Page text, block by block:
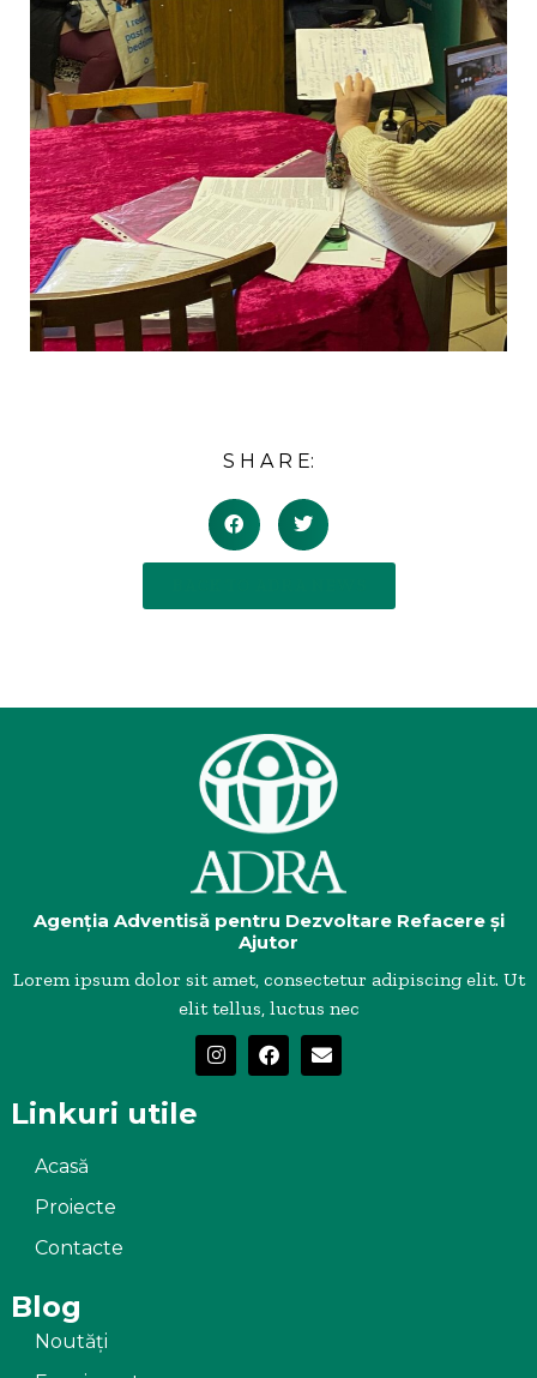
S H A R E:
Agenția Adventisă pentru Dezvoltare Refacere și
Ajutor
Lorem ipsum dolor sit amet, consectetur adipiscing elit. Ut
elit tellus, luctus nec
Linkuri utile
Acasă
Proiecte
Contacte
Blog
Noutăți